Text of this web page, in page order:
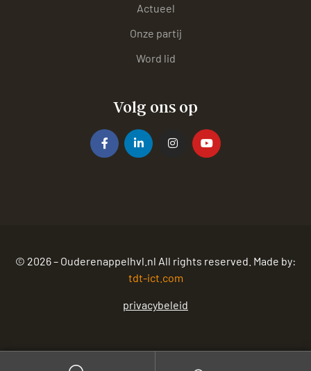
Actueel
Onze partij
Word lid
Volg ons op
© 2026 – Ouderenappelhvl.nl All rights reserved. Made by:
tdt-ict.com
privacybeleid